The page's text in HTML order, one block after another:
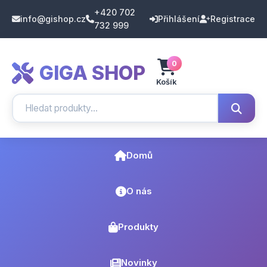
info@gishop.cz
+420 702
732 999
Přihlášení Registrace
GIGA SHOP 0
Košík
Domů
O nás
Produkty
Novinky